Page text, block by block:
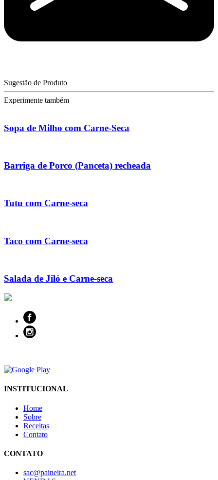
Sugestão de Produto
Experimente também
Sopa de Milho com Carne-Seca
Barriga de Porco (Panceta) recheada
Tutu com Carne-seca
Taco com Carne-seca
Salada de Jiló e Carne-seca
INSTITUCIONAL
Home
Sobre
Receitas
Contato
CONTATO
sac@paineira.net